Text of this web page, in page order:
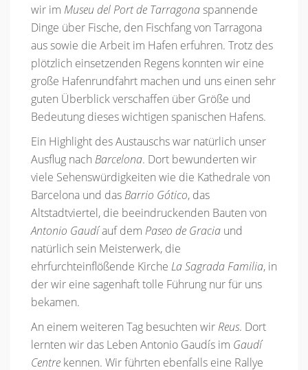
wir im Museu del Port de Tarragonaspannende
Dinge über Fische, den Fischfang von Tarragona
aus sowie die Arbeit im Hafen erfuhren. Trotz des
plötzlich einsetzenden Regens konnten wir eine
große Hafenrundfahrt machen und uns einen sehr
guten Überblick verschaffen über Größe und
Bedeutung dieses wichtigen spanischen Hafens.
Ein Highlight des Austauschs war natürlich unser
Ausflug nach Barcelona. Dort bewunderten wir
viele Sehenswürdigkeiten wie die Kathedrale von
Barcelona und das Barrio Gótico, das
Altstadtviertel, die beeindruckenden Bauten von
Antonio Gaudíauf dem Paseo de Gracia und
natürlich sein Meisterwerk, die
ehrfurchteinflößende Kirche La Sagrada Familia, in
der wir eine sagenhaft tolle Führung nur für uns
bekamen.
An einem weiteren Tag besuchten wir Reus. Dort
lernten wir das Leben Antonio Gaudís im Gaudí
Centre kennen. Wir führten ebenfalls eine Rallye